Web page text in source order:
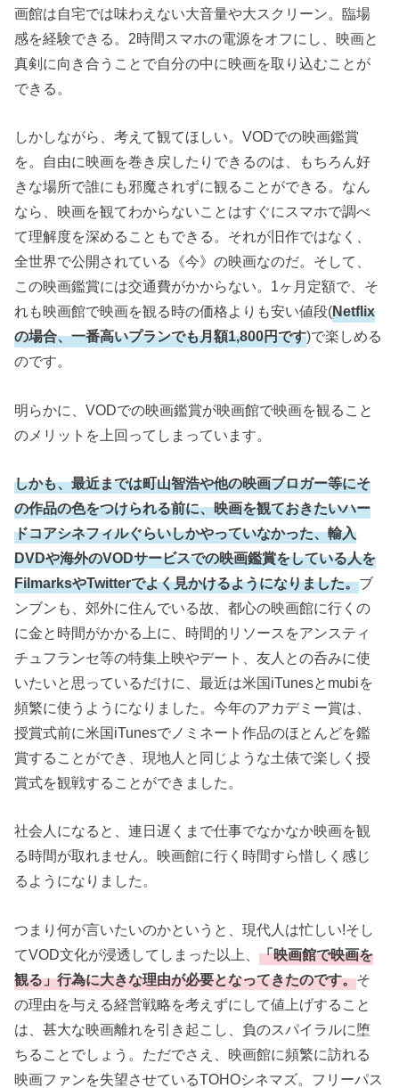
画館は自宅では味わえない大音量や大スクリーン。臨場
感を経験できる。2時間スマホの電源をオフにし、映画と
真剣に向き合うことで自分の中に映画を取り込むことが
できる。
しかしながら、考えて観てほしい。VODでの映画鑑賞
を。自由に映画を巻き戻したりできるのは、もちろん好
きな場所で誰にも邪魔されずに観ることができる。なん
なら、映画を観てわからないことはすぐにスマホで調べ
て理解度を深めることもできる。それが旧作ではなく、
全世界で公開されている《今》の映画なのだ。そして、
この映画鑑賞には交通費がかからない。1ヶ月定額で、そ
れも映画館で映画を観る時の価格よりも安い値段(Netflix
の場合、一番高いプランでも月額1,800円です)で楽しめる
のです。
明らかに、VODでの映画鑑賞が映画館で映画を観ること
のメリットを上回ってしまっています。
しかも、最近までは町山智浩や他の映画ブロガー等にそ
の作品の色をつけられる前に、映画を観ておきたいハー
ドコアシネフィルぐらいしかやっていなかった、輸入
DVDや海外のVODサービスでの映画鑑賞をしている人を
FilmarksやTwitterでよく見かけるようになりました。ブ
ンブンも、郊外に住んでいる故、都心の映画館に行くの
に金と時間がかかる上に、時間的リソースをアンスティ
チュフランセ等の特集上映やデート、友人との呑みに使
いたいと思っているだけに、最近は米国iTunesとmubiを
頻繁に使うようになりました。今年のアカデミー賞は、
授賞式前に米国iTunesでノミネート作品のほとんどを鑑
賞することができ、現地人と同じような土俵で楽しく授
賞式を観戦することができました。
社会人になると、連日遅くまで仕事でなかなか映画を観
る時間が取れません。映画館に行く時間すら惜しく感じ
るようになりました。
つまり何が言いたいのかというと、現代人は忙しい!そし
てVOD文化が浸透してしまった以上、「映画館で映画を
観る」行為に大きな理由が必要となってきたのです。そ
の理由を与える経営戦略を考えずにして値上げすること
は、甚大な映画離れを引き起こし、負のスパイラルに堕
ちることでしょう。ただでさえ、映画館に頻繁に訪れる
映画ファンを失望させているTOHOシネマズ。フリーパス